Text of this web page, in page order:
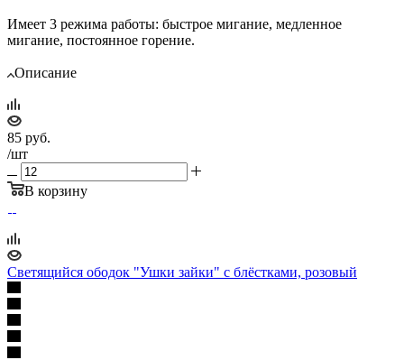
Имеет 3 режима работы: быстрое мигание, медленное
мигание, постоянное горение.
Описание
85 руб.
/шт
В корзину
Светящийся ободок "Ушки зайки" с блёстками, розовый